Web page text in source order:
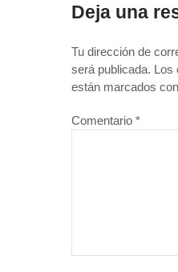
Deja una
Tu dirección de
será publicada. Los
están marcados con
Comentario *